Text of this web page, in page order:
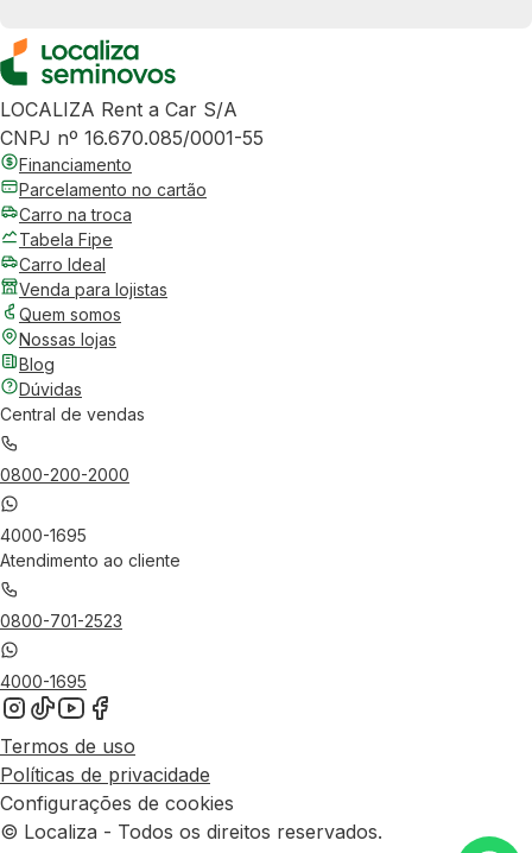
LOCALIZA Rent a Car S/A
CNPJ nº 16.670.085/0001-55
Financiamento
Parcelamento no cartão
Carro na troca
Tabela Fipe
Carro Ideal
Venda para lojistas
Quem somos
Nossas lojas
Blog
Dúvidas
Central de vendas
0800-200-2000
4000-1695
Atendimento ao cliente
0800-701-2523
4000-1695
Termos de uso
Políticas de privacidade
Configurações de cookies
© Localiza - Todos os direitos reservados.